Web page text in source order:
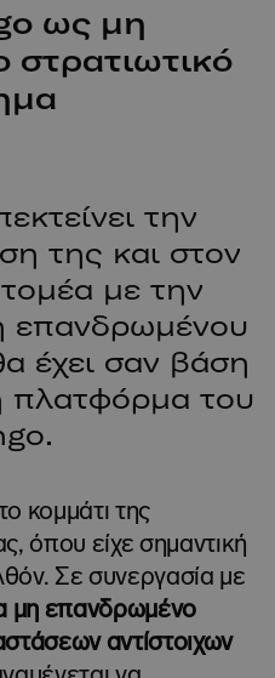
ως μη
την
της και στον
με την
επανδρωμένου
έχει σαν βάση
πλατφόρμα του
κομμάτι της
όπου είχε σημαντική
Σε συνεργασία με
μη επανδρωμένο
αντίστοιχων